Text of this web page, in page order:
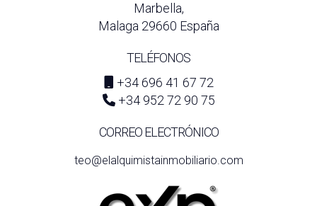
Marbella,
Malaga 29660 España
TELÉFONOS
+34 696 41 67 72
+34 952 72 90 75
CORREO ELECTRÓNICO
teo@elalquimistainmobiliario.com